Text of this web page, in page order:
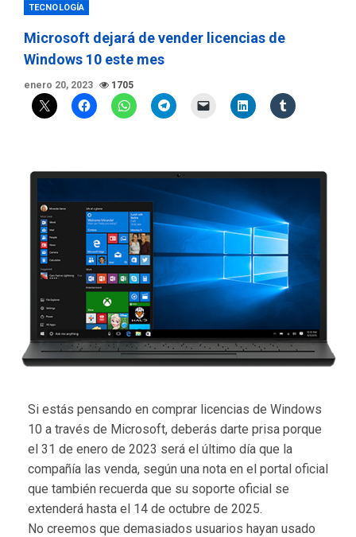
TECNOLOGÍA
Microsoft dejará de vender licencias de
Windows 10 este mes
enero 20, 2023 1705
Si estás pensando en comprar licencias de Windows
10 a través de Microsoft, deberás darte prisa porque
el 31 de enero de 2023 será el último día que la
compañía las venda, según una nota en el portal oficial
que también recuerda que su soporte oficial se
extenderá hasta el 14 de octubre de 2025.
No creemos que demasiados usuarios hayan usado